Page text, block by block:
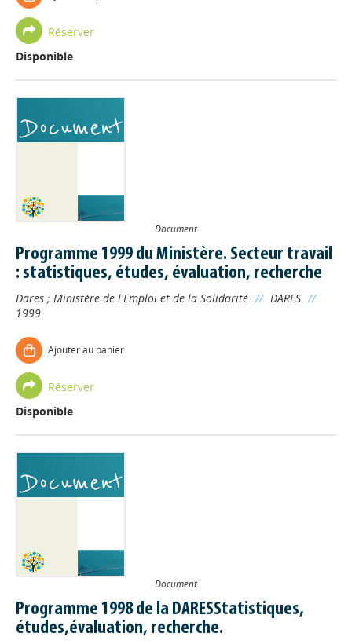
Réserver
Disponible
Document
Programme 1999 du Ministère. Secteur travail
: statistiques, études, évaluation, recherche
Dares ; Ministère de l'Emploi et de la Solidarité // DARES //
1999
Ajouter au panier
Réserver
Disponible
Document
Programme 1998 de la DARESStatistiques,
études,évaluation, recherche.